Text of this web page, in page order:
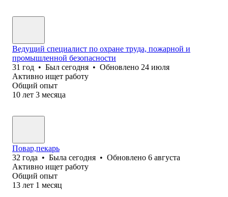
Ведущий специалист по охране труда, пожарной и
промышленной безопасности
31 год • Был сегодня • Обновлено 24 июля
Активно ищет работу
Общий опыт
10 лет 3 месяца
Повар,пекарь
32 года • Была сегодня • Обновлено 6 августа
Активно ищет работу
Общий опыт
13 лет 1 месяц